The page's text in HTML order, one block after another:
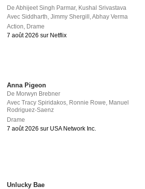
DeAbhijeet Singh Parmar, Kushal Srivastava
AvecSiddharth,Jimmy Shergill ,Abhay Verma
Action, Drame
7 août 2026 sur Netflix
Anna Pigeon
De Morwyn Brebner
AvecTracy Spiridakos Ronnie Rowe Manuel
Rodriguez-Saenz
Drame
7 août 2026 sur USA Network Inc.
Unlucky Bae